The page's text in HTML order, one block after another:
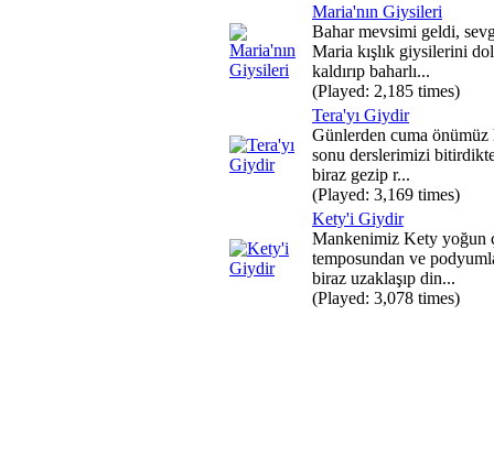
Maria'nın Giysileri
Bahar mevsimi geldi,
Maria kışlık giysilerini
kaldırıp baharlı...
(Played: 2,185 times)
Tera'yı Giydir
Günlerden cuma önümüz
sonu derslerimizi
biraz gezip r...
(Played: 3,169 times)
Kety'i Giydir
Mankenimiz Kety yoğun
temposundan ve
biraz uzaklaşıp din...
(Played: 3,078 times)